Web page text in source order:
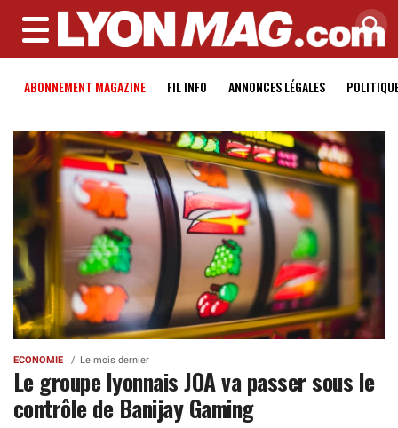
MENU
ABONNEMENT MAGAZINE FIL INFO ANNONCES LÉGALES
ECONOMIE Le mois dernier
Le groupe lyonnais JOA va passer sous le
contrôle de Banijay Gaming